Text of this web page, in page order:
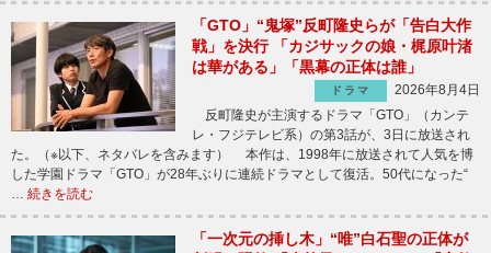
「GTO」“鬼塚”反町隆史らが「告白大作
戦」を決行 「カジサックの娘・梶原叶渚
は華がある」「黒幕の正体は誰」
ドラマ
2026年8月4日
反町隆史が主演するドラマ「GTO」（カンテ
レ・フジテレビ系）の第3話が、3日に放送され
た。（※以下、ネタバレを含みます） 本作は、1998年に放送されて人気を博
した学園ドラマ「GTO」が28年ぶりに連続ドラマとして復活。50代になった“
… 続きを読む
「一次元の挿し木」“唯”白石聖の正体が